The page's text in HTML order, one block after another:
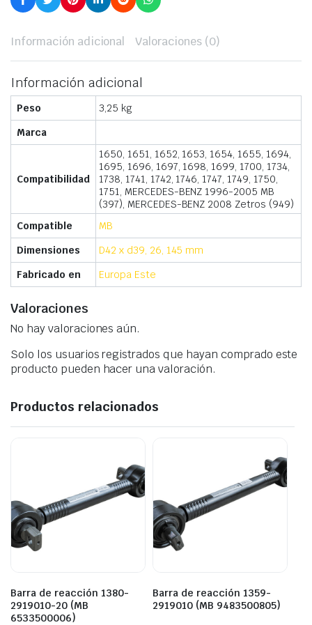
Información adicional Valoraciones (0)
Información adicional
Peso
3,25 kg
Marca
Compatibilidad
1650, 1651, 1652, 1653, 1654, 1655, 1694,
1695, 1696, 1697, 1698, 1699, 1700, 1734,
1738, 1741, 1742, 1746, 1747, 1749, 1750,
1751, MERCEDES-BENZ 1996-2005 MB
(397), MERCEDES-BENZ 2008 Zetros (949)
Compatible
MB
Dimensiones
D42 x d39, 26, 145 mm
Fabricado en
Europa Este
Valoraciones
No hay valoraciones aún.
Solo los usuarios registrados que hayan comprado este
producto pueden hacer una valoración.
Productos relacionados
Barra de reacción 1380-
2919010-20 (MB
6533500006)
Barra de reacción 1359-
2919010 (MB 9483500805)